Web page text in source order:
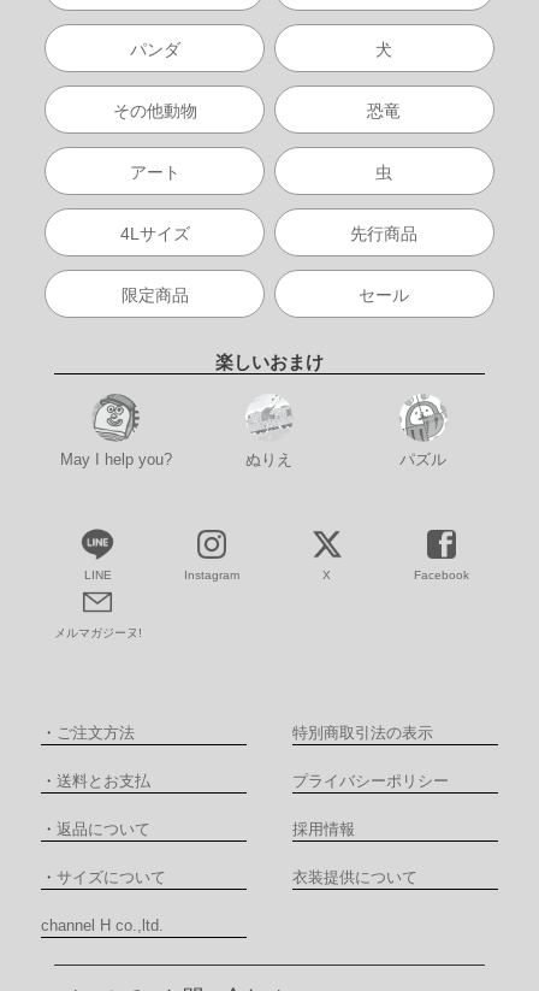
パンダ 犬
その他動物 恐竜
アート 虫
4Lサイズ 先行商品
限定商品 セール
楽しいおまけ
May I help you? ぬりえ パズル
LINE Instagram X Facebook
メルマガジーヌ!
・ ご注文方法 特別商取引法の表示
・ 送料とお支払 プライバシーポリシー
・ 返品について 採用情報
・ サイズについて 衣装提供について
channel H co.,ltd.